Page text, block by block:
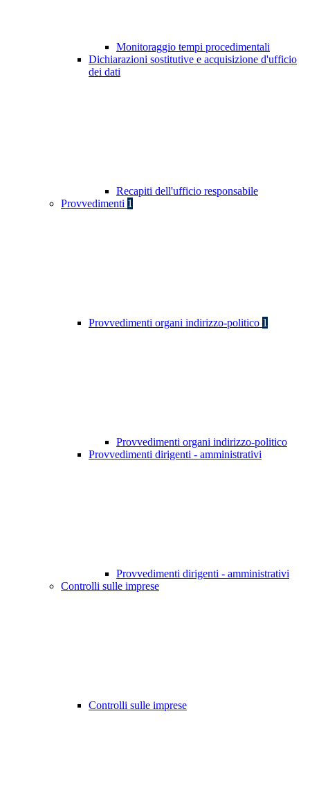
Monitoraggio tempi procedimentali
Dichiarazioni sostitutive e acquisizione d'ufficio
dei dati
Recapiti dell'ufficio responsabile
Provvedimenti 1
Provvedimenti organi indirizzo-politico 1
Provvedimenti organi indirizzo-politico
Provvedimenti dirigenti - amministrativi
Provvedimenti dirigenti - amministrativi
Controlli sulle imprese
Controlli sulle imprese